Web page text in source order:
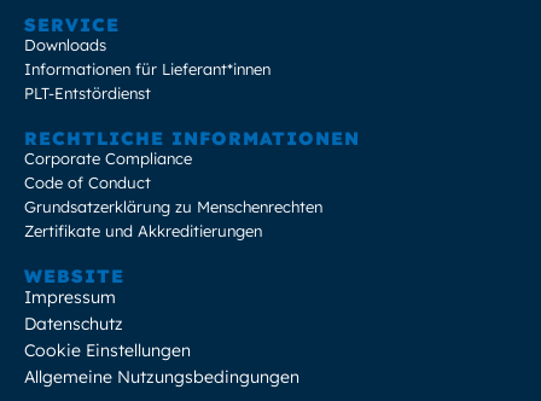
SERVICE
Downloads
Informationen für Lieferant*innen
PLT-Entstördienst
RECHTLICHE INFORMATIONEN
Corporate Compliance
Code of Conduct
Grundsatzerklärung zu Menschenrechten
Zertifikate und Akkreditierungen
WEBSITE
Impressum
Datenschutz
Cookie Einstellungen
Allgemeine Nutzungsbedingungen